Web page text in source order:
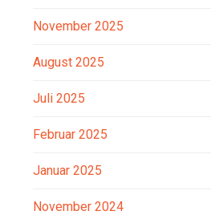
November 2025
August 2025
Juli 2025
Februar 2025
Januar 2025
November 2024